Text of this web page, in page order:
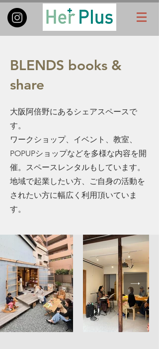
BLENDS books &
share
大阪阿倍野にあるシェアスペースで
す。
ワークショップ、イベント、教室、
POPUPショップなどを多様な内容を開
催。スペース レンタルもしています。
地域で起業したい方、ご自身の活動を
されたい方に幅広く利用頂いていま
す。